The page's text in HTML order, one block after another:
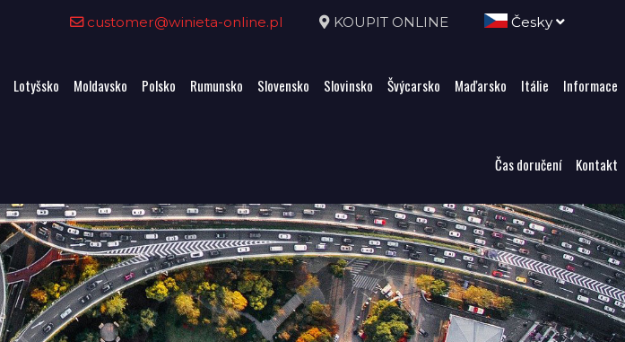
customer@winieta-online.pl KOUPIT ONLINE Česky
Lotyšsko Moldavsko Polsko Rumunsko Slovensko Slovinsko Švýcarsko Maďarsko Itálie Informace
Čas doručení Kontakt